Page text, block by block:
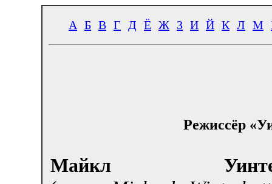
А Б В Г Д Ё Ж З И Й К Л М
Режиссёр
Майкл